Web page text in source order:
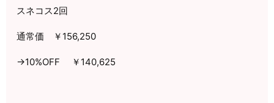
スネコス2回
通常価 ￥ 156,250
→10%OFF ￥140,625